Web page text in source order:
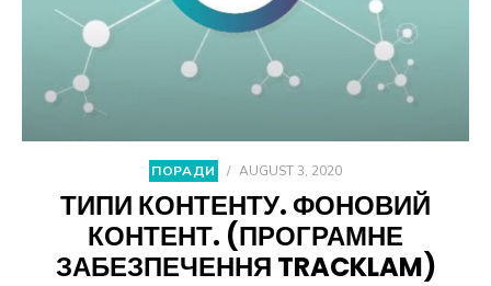
ПОРАДИ / AUGUST 3, 2020
ТИПИ КОНТЕНТУ. ФОНОВИЙ
КОНТЕНТ. (ПРОГРАМНЕ
ЗАБЕЗПЕЧЕННЯ TRACKLAM)